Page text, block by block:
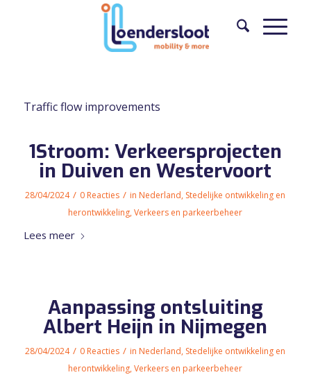
Traffic flow improvements
1Stroom: Verkeersprojecten
in Duiven en Westervoort
28/04/2024 / 0 Reacties / in Nederland, Stedelijke ontwikkeling en
herontwikkeling,Verkeers en parkeerbeheer
Lees meer
Aanpassing ontsluiting
Albert Heijn in Nijmegen
28/04/2024 / 0 Reacties / in Nederland, Stedelijke ontwikkeling en
herontwikkeling,Verkeers en parkeerbeheer